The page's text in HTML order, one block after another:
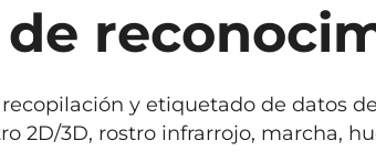
y etiquetado de datos
2D/3D, rostro infrarrojo, marcha,